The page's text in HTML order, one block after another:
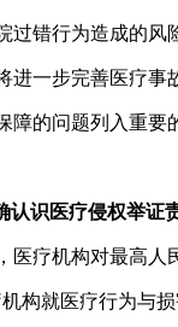
过错行为造成的风
进一步完善医疗事
障的问题列入重要
认识医疗侵权举证
医疗机构对最高人
构就医疗行为与